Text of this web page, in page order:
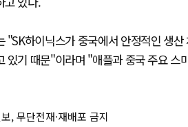
"SK하이닉스가 중국에서 안정적인 생
있기 때문"이라며 "애플과 중국 주요
무단전재·재배포 금지